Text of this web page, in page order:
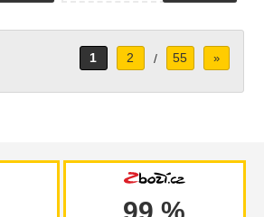
1 2 / 55 »
99 %